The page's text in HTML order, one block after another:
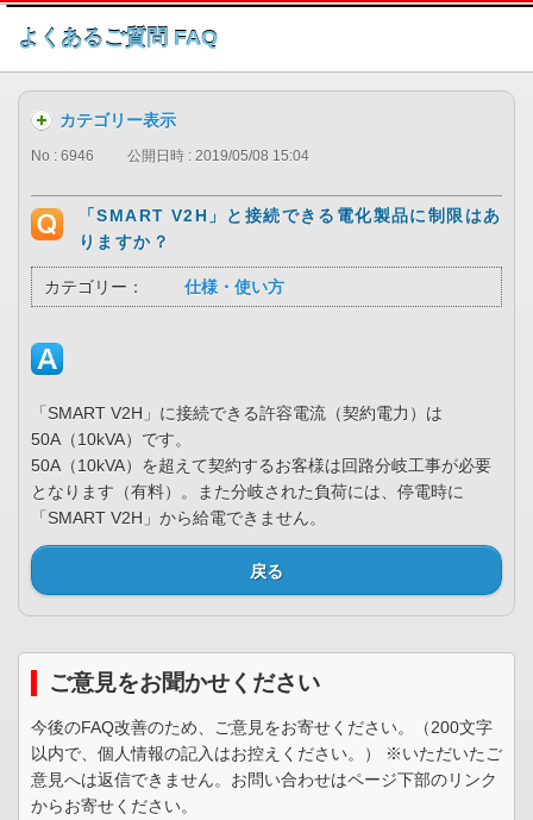
このページの本文へ
よくあるご質問 FAQ
カテゴリー表示
No : 6946 公開日時 : 2019/05/08 15:04
「SMART V2H」と接続できる電化製品に制限はあ
りますか？
カテゴリー： 仕様・使い方
「SMART V2H」に接続できる許容電流（契約電力）は
50A（10kVA）です。
50A（10kVA）を超えて契約するお客様は回路分岐工事が必要
となります（有料）。また分岐された負荷には、停電時に
「SMART V2H」から給電できません。
戻る
ご意見をお聞かせください
今後のFAQ改善のため、ご意見をお寄せください。（200文字
以内で、個人情報の記入はお控えください。） ※いただいたご
意見へは返信できません。お問い合わせはページ下部のリンク
からお寄せください。